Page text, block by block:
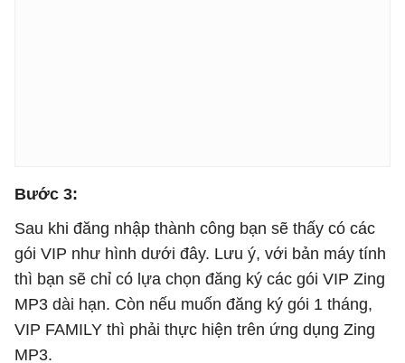
Bước 3:
Sau khi đăng nhập thành công bạn sẽ thấy có các
gói VIP như hình dưới đây. Lưu ý, với bản máy tính
thì bạn sẽ chỉ có lựa chọn đăng ký các gói VIP Zing
MP3 dài hạn. Còn nếu muốn đăng ký gói 1 tháng,
VIP FAMILY thì phải thực hiện trên ứng dụng Zing
MP3.